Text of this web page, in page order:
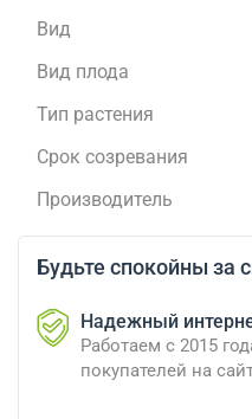
Вид
Вид плода
Тип растения
Срок созревания
Производитель
Будьте спокойны за
Надежный
Работаем с 2015
покупателей на